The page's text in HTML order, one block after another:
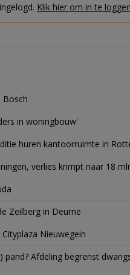
Klik hier om in te
Bosch
in woningbouw'
huren kantoorruimte in
verlies krimpt naar 18
Zeilberg in Deurne
Nieuwegein
Afdeling begrenst